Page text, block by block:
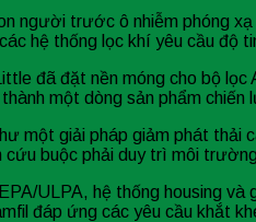
người trước ô nhiễm phóng
hệ thống lọc khí yêu cầu độ
đã đặt nền móng cho bộ
một dòng sản phẩm
một giải pháp giảm phát thải
buộc phải duy trì môi
ULPA, hệ thống housing
đáp ứng các yêu cầu khắt